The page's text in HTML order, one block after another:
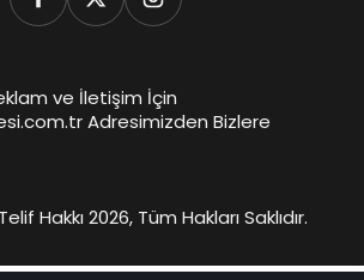
ve İletişim İçin
Adresimizden Bizlere
Telif Hakkı 2026, Tüm Hakları Saklıdır.